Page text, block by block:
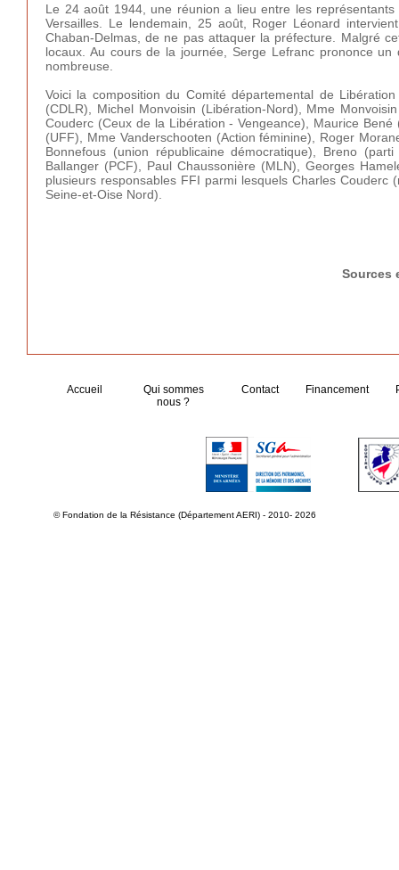
Le 24 août 1944, une réunion a lieu entre les
Versailles. Le lendemain, 25 août, Roger Léonard
Chaban-Delmas, de ne pas attaquer la préfecture. Malgré
locaux. Au cours de la journée, Serge Lefranc prononce
nombreuse.
Voici la composition du Comité départemental de
(CDLR), Michel Monvoisin (Libération-Nord), Mme
Couderc (Ceux de la Libération - Vengeance), Maurice
(UFF), Mme Vanderschooten (Action féminine), Roger
Bonnefous (union républicaine démocratique), Breno
Ballanger (PCF), Paul Chaussonière (MLN), Georges
plusieurs responsables FFI parmi lesquels Charles
Seine-et-Oise Nord).
Sources
Accueil
Qui sommes
nous ?
Contact Financement
© Fondation de la Résistance (Département AERI) - 2010- 2026